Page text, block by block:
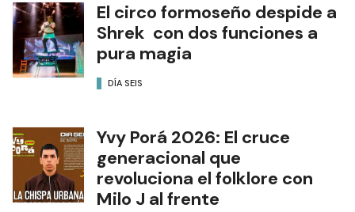
El circo formoseño despide a
Shrek con dos funciones a
pura magia
DÍA SEIS
Yvy Porá 2026: El cruce
generacional que
revoluciona el folklore con
Milo J al frente